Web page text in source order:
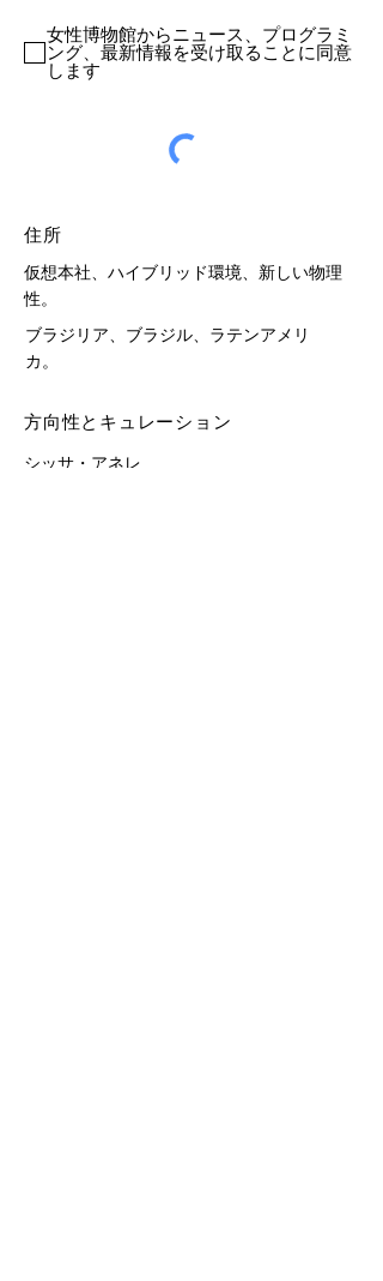
女性博物館からニュース、プログラミ
ング、最新情報を受け取ることに同意
します
住所
仮想本社、ハイブリッド環境、新しい物理
性。
ブラジリア、ブラジル、ラテンアメリ
カ。
方向性とキュレーション
シッサ・アネレ